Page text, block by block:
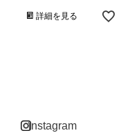
詳細を見る
instagram